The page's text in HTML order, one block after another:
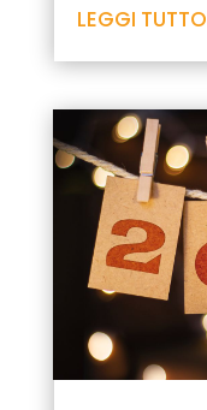
LEGGI TUTTO